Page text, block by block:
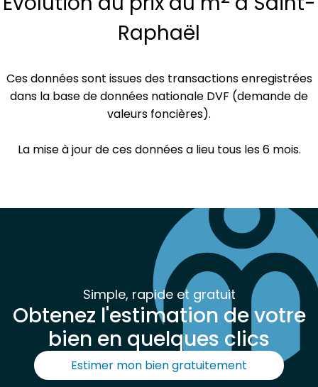
Raphaël
Ces données sont issues des transactions enregistrées
dans la base de données nationale DVF (demande de
valeurs foncières).
La mise à jour de ces données a lieu tous les 6 mois.
Simple, rapide et gratuit
Obtenez l'estimation de votre
bien en quelques clics
Estimer mon bien gratuitement